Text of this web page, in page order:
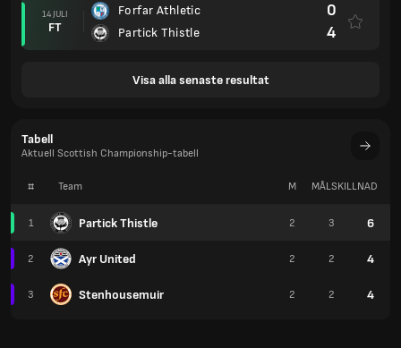
14 JULI
FT
Forfar Athletic
Partick Thistle
0
4
Visa alla senaste resultat
Tabell
Aktuell Scottish Championship-tabell
# Team
1 Partick Thistle
2 Ayr United
3 Stenhousemuir
M MÅLSKILLNAD
2 3 6
2 2 4
2 2 4